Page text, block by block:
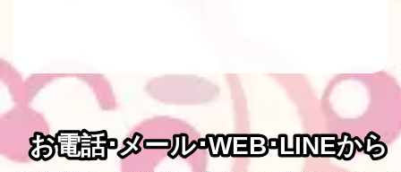
お電話･メール･WEB･LINEから
お電話･メール･WEB･LINEから